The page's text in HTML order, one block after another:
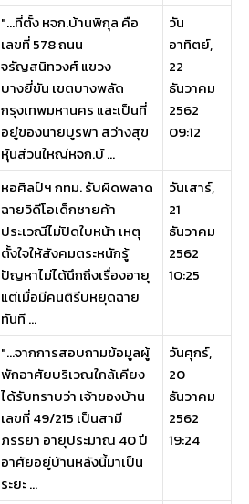
"...ที่ตั้ง หจก.บ้านพิกุล คือ
เลขที่ 578 ถนน
จรัญสนิทวงศ์ แขวง
บางยี่ขัน เขตบางพลัด
กรุงเทพมหานคร และเป็นที่
อยู่ของนายบูรพา สว่างสุข
หุ้นส่วนใหญ่หจก.บ้ ...
วัน
อาทิตย์,
22
ธันวาคม
2562
09:12
หอศิลป์ฯ กทม. รับผิดพลาด
ฉายวิดีโอเด็กชายค้า
ประเวณีไม่ปิดใบหน้า เหตุ
ตั้งใจให้สังคมตระหนักรู้
ปัญหาไม่ได้นึกถึงเรื่องอายุ
แต่เมื่อมีคนติรีบหยุดฉาย
ทันที ...
วันเสาร์,
21
ธันวาคม
2562
10:25
"...จากการสอบถามข้อมูลผู้
พักอาศัยบริเวณใกล้เคียง
ได้รับทราบว่า เจ้าของบ้าน
เลขที่ 49/215 เป็นสามี
ภรรยา อายุประมาณ 40 ปี
อาศัยอยู่บ้านหลังนี้มาเป็น
ระยะ ...
วันศุกร์,
20
ธันวาคม
2562
19:24